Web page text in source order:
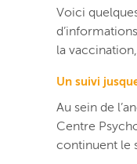
Voici
la
Un suivi
Au sein de
Centre
continuent le